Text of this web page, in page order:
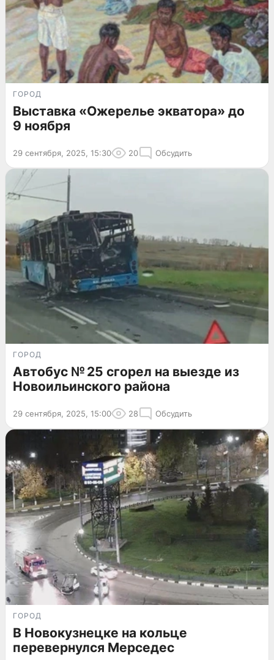
ГОРОД
Выставка «Ожерелье экватора» до
9 ноября
29 сентября, 2025, 15:30 20 Обсудить
ГОРОД
Автобус № 25 сгорел на выезде из
Новоильинского района
29 сентября, 2025, 15:00 28 Обсудить
ГОРОД
В Новокузнецке на кольце
перевернулся Мерседес